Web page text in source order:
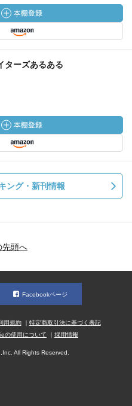
ターズあるある
ング・新刊情報
先頭へ
Facebookページ
用規約
特定商取引法に基づく表記
の使用について 採用情報
All Rights Reserved.